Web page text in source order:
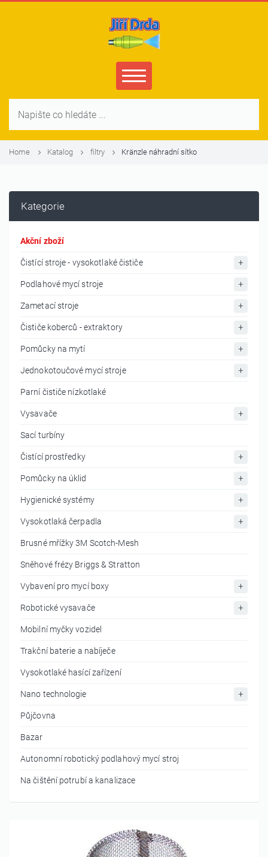
Home Katalog filtry Kränzle náhradní sítko
Kategorie
Akční zboží
Čistící stroje - vysokotlaké čističe
Podlahové mycí stroje
Zametací stroje
Čističe koberců - extraktory
Pomůcky na mytí
Jednokotoučové mycí stroje
Parní čističe nízkotlaké
Vysavače
Sací turbíny
Čistící prostředky
Pomůcky na úklid
Hygienické systémy
Vysokotlaká čerpadla
Brusné mřížky 3M Scotch-Mesh
Sněhové frézy Briggs & Stratton
Vybavení pro mycí boxy
Robotické vysavače
Mobilní myčky vozidel
Trakční baterie a nabíječe
Vysokotlaké hasící zařízení
Nano technologie
Půjčovna
Bazar
Autonomní robotický podlahový mycí stroj
Na čištění potrubí a kanalizace